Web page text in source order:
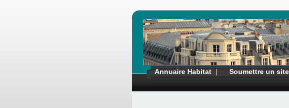
Annuaire Habitat | Soumettre un site